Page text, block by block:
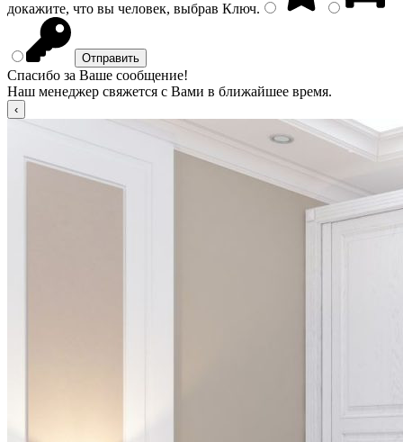
докажите, что вы человек, выбрав Ключ.
Спасибо за Ваше сообщение!
Наш менеджер свяжется с Вами в ближайшее время.